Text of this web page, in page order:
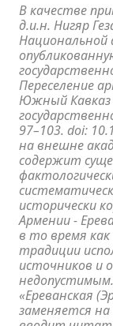
В качестве
д.и.н. Нигяр
Национальной
Переселение
Южный Кавказ
97–103. doi:
на внешне
содержит
исторически
Армении -
в то время
традиции
источников и
«Ереванская
заменяется